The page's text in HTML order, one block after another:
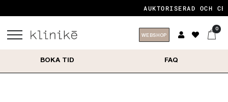
AUKTORISERAD OCH
WEBSHOP
0
BOKA TID FAQ